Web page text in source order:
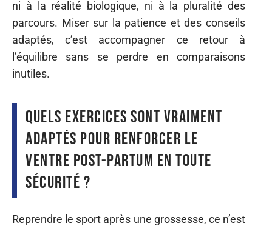
ni à la réalité biologique, ni à la pluralité des
parcours. Miser sur la patience et des conseils
adaptés, c’est accompagner ce retour à
l’équilibre sans se perdre en comparaisons
inutiles.
Quels exercices sont vraiment
adaptés pour renforcer le
ventre post-partum en toute
sécurité ?
Reprendre le sport après une grossesse, ce n’est